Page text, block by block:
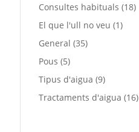
Consultes habituals (18)
El que l'ull no veu (1)
General (35)
Pous (5)
Tipus d'aigua (9)
Tractaments d'aigua (16)